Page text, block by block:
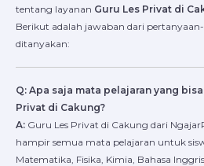
tentang layanan Guru Les Privat di
Berikut adalah jawaban dari
ditanyakan:
Q: Apa saja mata pelajaran yang
Privat di Cakung?
A: Guru Les Privat di Cakung dari
hampir semua mata pelajaran untuk
Matematika, Fisika, Kimia, Bahasa